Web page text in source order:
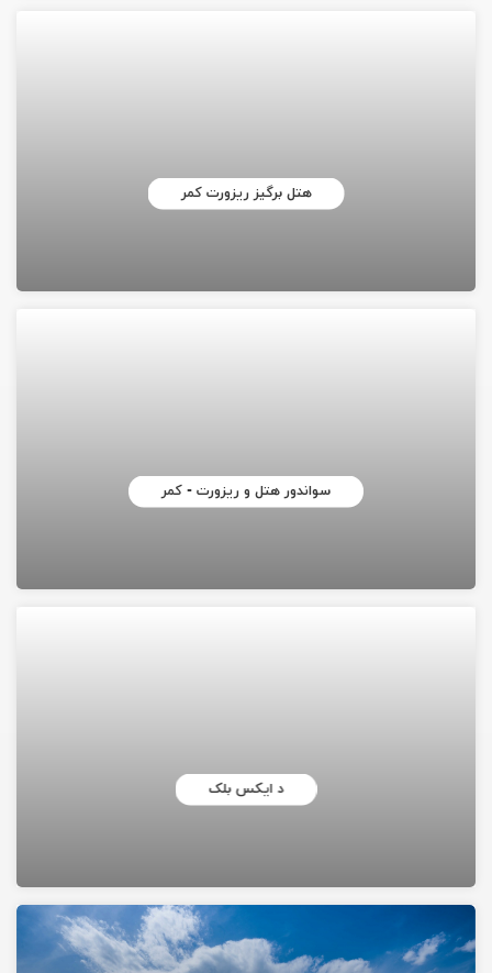
هتل برگیز ریزورت کمر
سواندور هتل و ریزورت - کمر
د ایکس بلک